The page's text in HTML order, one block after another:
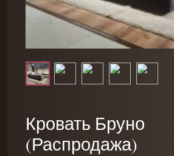
Кровать Бруно
(Распродажа)